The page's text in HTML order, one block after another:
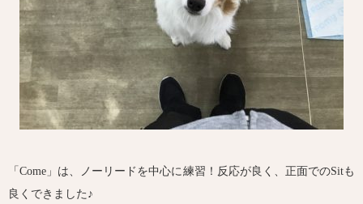
「Come」は、ノーリードを中心に練習！反応が良く、正面でのSitも
良くできました♪